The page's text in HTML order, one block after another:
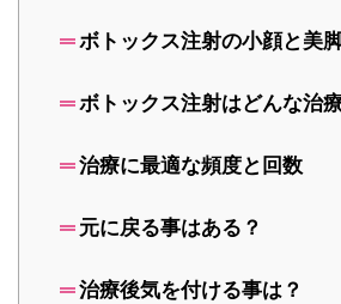
ボトックス注射の小顔と美
ボトックス注射はどんな治
治療に最適な頻度と回数
元に戻る事はある？
治療後気を付ける事は？